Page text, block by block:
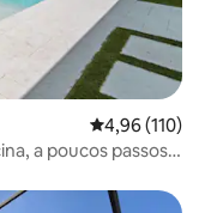
4,96 de uma
4,96 (110)
a poucos passos